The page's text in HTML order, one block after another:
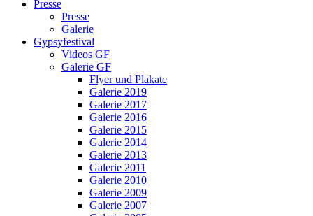
Presse
Presse
Galerie
Gypsyfestival
Videos GF
Galerie GF
Flyer und Plakate
Galerie 2019
Galerie 2017
Galerie 2016
Galerie 2015
Galerie 2014
Galerie 2013
Galerie 2011
Galerie 2010
Galerie 2009
Galerie 2007